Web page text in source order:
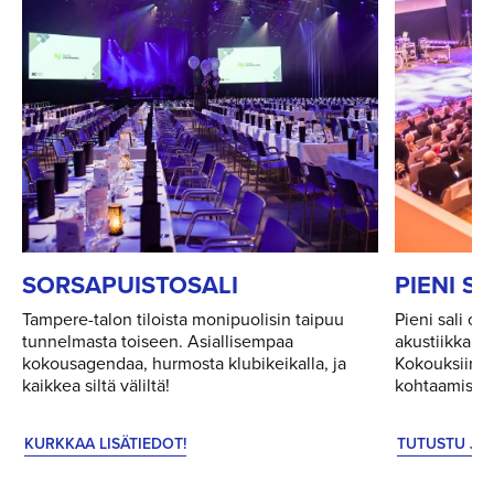
SORSAPUIS­TOSALI
Tampere-talon tiloista monipuolisin taipuu
tunnelmasta toiseen. Asiallisempaa
kokousagendaa, hurmosta klubikeikalla, ja
kaikkea siltä väliltä!
KURKKAA LISÄTIEDOT!
PIENI
Pieni sali
akustiikka
Kokouksiin
TUTUSTU JA